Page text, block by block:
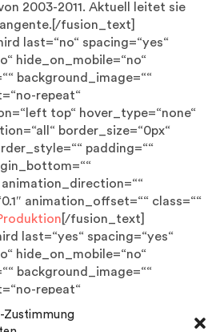
Zustimmung
2003-2011. Aktuell leitet sie
fusion_text]
last=“no“ spacing=“yes“
hide_on_mobile=“no“
background_image=““
repeat“
top“ hover_type=“none“
border_size=“0px“
padding=““
animation_offset=““ class=““
[/fusion_text]
last=“yes“ spacing=“yes“
hide_on_mobile=“no“
background_image=““
repeat“
top“ hover_type=“none“
border_size=“0px“